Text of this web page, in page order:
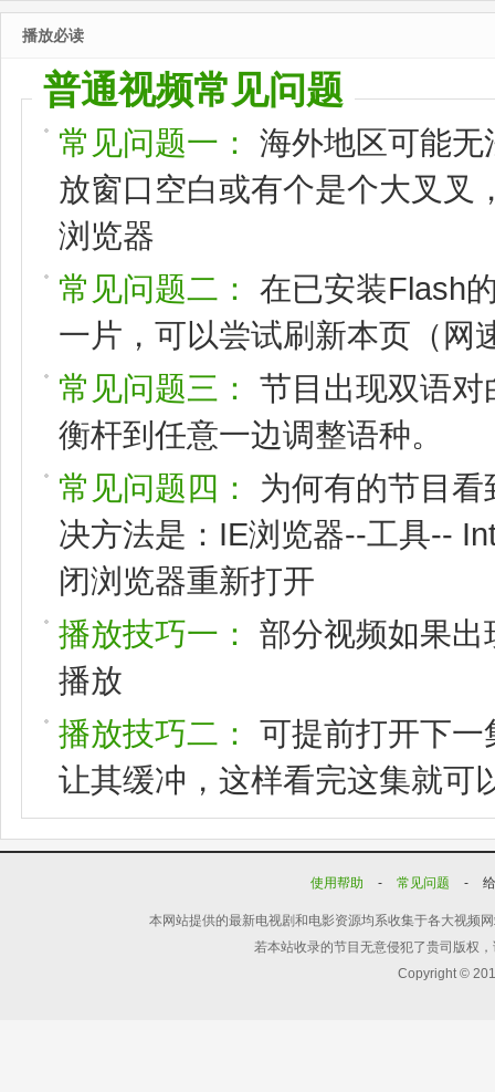
播放必读
普通视频常见问题
常见问题一：
海外地区可能
放窗口空白或有个是个大叉叉
浏览器
常见问题二：
在已安装Flash
一片，可以尝试刷新本页（网
常见问题三：
节目出现双语
衡杆到任意一边调整语种。
常见问题四：
为何有的节目
决方法是：IE浏览器--工具--
闭浏览器重新打开
播放技巧一：
部分视频如果
播放
播放技巧二：
可提前打开下
让其缓冲，这样看完这集就可
使用帮助 - 常见问题 -
本网站提供的最新电视剧和电影资源均系收集于各大视频
若本站收录的节目无意侵犯了贵司版权
Copyright ©